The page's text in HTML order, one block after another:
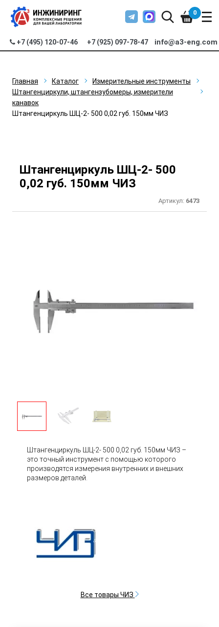
+7 (495) 120-07-46 +7 (925) 097-78-47 info@a3-eng.com
0
Главная Каталог
Измерительные инструменты
Штангенциркули, штангензубомеры, измерители
канавок
Штангенциркуль ШЦ-2- 500 0,02 губ. 150мм ЧИЗ
Штангенциркуль ШЦ-2- 500
0,02 губ. 150мм ЧИЗ
Артикул: 6473
Штангенциркуль ШЦ-2- 500 0,02 губ. 150мм ЧИЗ –
это точный инструмент с помощью которого
производятся измерения внутренних и внешних
размеров деталей.
Все товары ЧИЗ